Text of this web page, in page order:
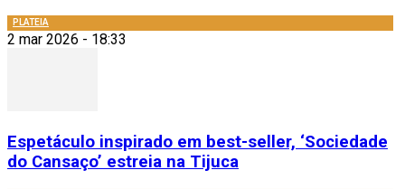
PLATEIA
2 mar 2026 - 18:33
Espetáculo inspirado em best-seller, ‘Sociedade
do Cansaço’ estreia na Tijuca